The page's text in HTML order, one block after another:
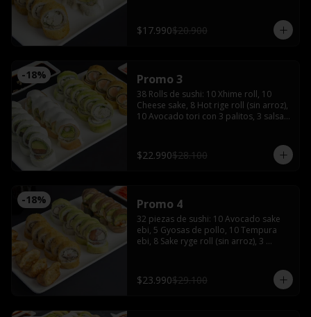
$17.990$20.900
-18% Promo 3
38 Rolls de sushi: 10 Xhime roll, 10
Cheese sake, 8 Hot rige roll (sin arroz),
10 Avocado tori con 3 palitos, 3 salsas
$22.990$28.100
-18% Promo 4
32 piezas de sushi: 10 Avocado sake
ebi, 5 Gyosas de pollo, 10 Tempura
ebi, 8 Sake ryge roll (sin arroz), 3
1.5 Litros
$23.990$29.100